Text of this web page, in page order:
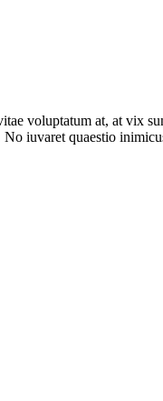
voluptatum at, at vix
iuvaret quaestio